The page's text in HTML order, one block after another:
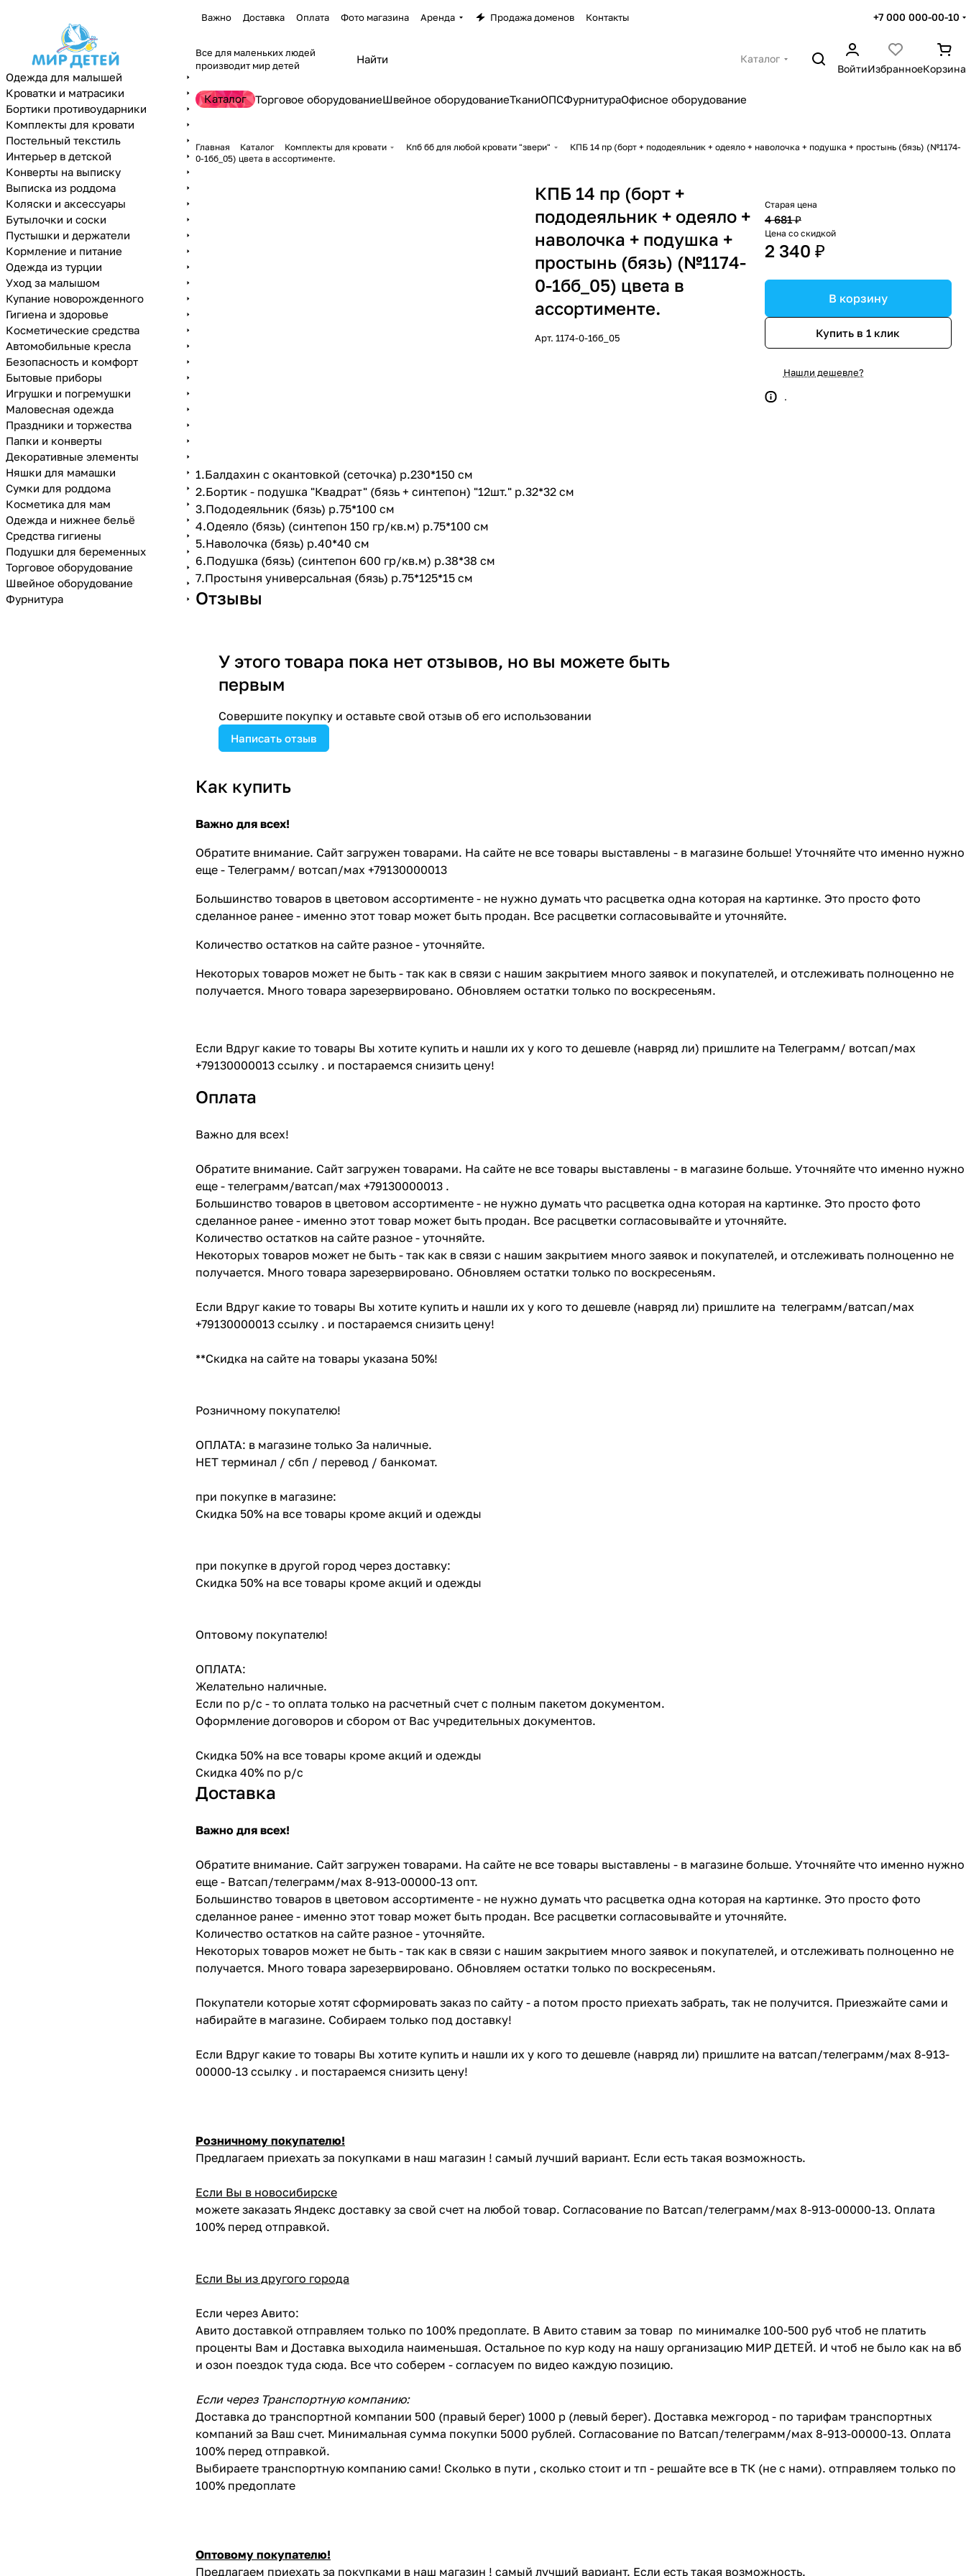
Важно Доставка Оплата Фото магазина Аренда Продажа доменов Контакты +7 000 000-00-10
Все для маленьких людей
производит мир детей
Каталог
ВойтиИзбранноеКорзина
Каталог Торговое оборудованиеШвейное оборудованиеТканиОПСФурнитураОфисное оборудование
Главная Каталог Комплекты для кровати Кпб бб для любой кровати "звери"
КПБ 14 пр (борт + пододеяльник + одеяло + наволочка + подушка + простынь (бязь) (№1174-
0-1бб_05) цвета в ассортименте.
КПБ 14 пр (борт +
пододеяльник + одеяло +
наволочка + подушка +
простынь (бязь) (№1174-
0-1бб_05) цвета в
ассортименте.
Арт. 1174-0-1бб_05
Старая цена
4 681 ₽
Цена со скидкой
2 340 ₽
В корзину
Купить в 1 клик
Нашли дешевле?
.
1.Балдахин с окантовкой (сеточка) р.230*150 см
2.Бортик - подушка "Квадрат" (бязь + синтепон) "12шт." р.32*32 см
3.Пододеяльник (бязь) р.75*100 см
4.Одеяло (бязь) (синтепон 150 гр/кв.м) р.75*100 см
5.Наволочка (бязь) р.40*40 см
6.Подушка (бязь) (синтепон 600 гр/кв.м) р.38*38 см
7.Простыня универсальная (бязь) р.75*125*15 см
Отзывы
У этого товара пока нет отзывов, но вы можете быть
первым
Совершите покупку и оставьте свой отзыв об его использовании
Написать отзыв
Как купить
Важно для всех!
Обратите внимание. Сайт загружен товарами. На сайте не все товары выставлены - в магазине больше! Уточняйте что именно нужно
еще - Телеграмм/ вотсап/мах +79130000013
Большинство товаров в цветовом ассортименте - не нужно думать что расцветка одна которая на картинке. Это просто фото
сделанное ранее - именно этот товар может быть продан. Все расцветки согласовывайте и уточняйте.
Количество остатков на сайте разное - уточняйте.
Некоторых товаров может не быть - так как в связи с нашим закрытием много заявок и покупателей, и отслеживать полноценно не
получается. Много товара зарезервировано. Обновляем остатки только по воскресеньям.
Если Вдруг какие то товары Вы хотите купить и нашли их у кого то дешевле (навряд ли) пришлите на Телеграмм/ вотсап/мах
+79130000013 ссылку . и постараемся снизить цену!
Оплата
Важно для всех!
Обратите внимание. Сайт загружен товарами. На сайте не все товары выставлены - в магазине больше. Уточняйте что именно нужно
еще - телеграмм/ватсап/мах +79130000013 .
Большинство товаров в цветовом ассортименте - не нужно думать что расцветка одна которая на картинке. Это просто фото
сделанное ранее - именно этот товар может быть продан. Все расцветки согласовывайте и уточняйте.
Количество остатков на сайте разное - уточняйте.
Некоторых товаров может не быть - так как в связи с нашим закрытием много заявок и покупателей, и отслеживать полноценно не
получается. Много товара зарезервировано. Обновляем остатки только по воскресеньям.
Если Вдруг какие то товары Вы хотите купить и нашли их у кого то дешевле (навряд ли) пришлите на телеграмм/ватсап/мах
+79130000013 ссылку . и постараемся снизить цену!
**Скидка на сайте на товары указана 50%!
Розничному покупателю!
ОПЛАТА: в магазине только За наличные.
НЕТ терминал / сбп / перевод / банкомат.
при покупке в магазине:
Скидка 50% на все товары кроме акций и одежды
при покупке в другой город через доставку:
Скидка 50% на все товары кроме акций и одежды
Оптовому покупателю!
ОПЛАТА:
Желательно наличные.
Если по р/с - то оплата только на расчетный счет с полным пакетом документом.
Оформление договоров и сбором от Вас учредительных документов.
Скидка 50% на все товары кроме акций и одежды
Скидка 40% по р/с
Доставка
Важно для всех!
Обратите внимание. Сайт загружен товарами. На сайте не все товары выставлены - в магазине больше. Уточняйте что именно нужно
еще - Ватсап/телеграмм/мах 8-913-00000-13 опт.
Большинство товаров в цветовом ассортименте - не нужно думать что расцветка одна которая на картинке. Это просто фото
сделанное ранее - именно этот товар может быть продан. Все расцветки согласовывайте и уточняйте.
Количество остатков на сайте разное - уточняйте.
Некоторых товаров может не быть - так как в связи с нашим закрытием много заявок и покупателей, и отслеживать полноценно не
получается. Много товара зарезервировано. Обновляем остатки только по воскресеньям.
Покупатели которые хотят сформировать заказ по сайту - а потом просто приехать забрать, так не получится. Приезжайте сами и
набирайте в магазине. Собираем только под доставку!
Если Вдруг какие то товары Вы хотите купить и нашли их у кого то дешевле (навряд ли) пришлите на ватсап/телеграмм/мах 8-913-
00000-13 ссылку . и постараемся снизить цену!
Розничному покупателю!
Предлагаем приехать за покупками в наш магазин ! самый лучший вариант. Если есть такая возможность.
Если Вы в новосибирске
можете заказать Яндекс доставку за свой счет на любой товар. Согласование по Ватсап/телеграмм/мах 8-913-00000-13. Оплата
100% перед отправкой.
Если Вы из другого города
Если через Авито:
Авито доставкой отправляем только по 100% предоплате. В Авито ставим за товар по минималке 100-500 руб чтоб не платить
проценты Вам и Доставка выходила наименьшая. Остальное по кур коду на нашу организацию МИР ДЕТЕЙ. И чтоб не было как на вб
и озон поездок туда сюда. Все что соберем - согласуем по видео каждую позицию.
Если через Транспортную компанию:
Доставка до транспортной компании 500 (правый берег) 1000 р (левый берег). Доставка межгород - по тарифам транспортных
компаний за Ваш счет. Минимальная сумма покупки 5000 рублей. Согласование по Ватсап/телеграмм/мах 8-913-00000-13. Оплата
100% перед отправкой.
Выбираете транспортную компанию сами! Сколько в пути , сколько стоит и тп - решайте все в ТК (не с нами). отправляем только по
100% предоплате
Оптовому покупателю!
Предлагаем приехать за покупками в наш магазин ! самый лучший вариант. Если есть такая возможность.
Одежда для малышей
Кроватки и матрасики
Бортики противоударники
Комплекты для кровати
Постельный текстиль
Интерьер в детской
Конверты на выписку
Выписка из роддома
Коляски и аксессуары
Бутылочки и соски
Пустышки и держатели
Кормление и питание
Одежда из турции
Уход за малышом
Купание новорожденного
Гигиена и здоровье
Косметические средства
Автомобильные кресла
Безопасность и комфорт
Бытовые приборы
Игрушки и погремушки
Маловесная одежда
Праздники и торжества
Папки и конверты
Декоративные элементы
Няшки для мамашки
Сумки для роддома
Косметика для мам
Одежда и нижнее бельё
Средства гигиены
Подушки для беременных
Торговое оборудование
Швейное оборудование
Фурнитура